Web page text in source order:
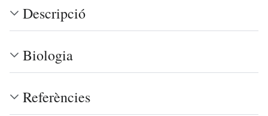
Descripció
Biologia
Referències